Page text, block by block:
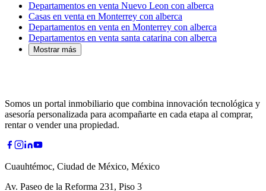
Departamentos en venta Nuevo Leon con alberca
Casas en venta en Monterrey con alberca
Departamentos en venta en Monterrey con alberca
Departamentos en venta santa catarina con alberca
Mostrar más
Somos un portal inmobiliario que combina innovación tecnológica y
asesoría personalizada para acompañarte en cada etapa al comprar,
rentar o vender una propiedad.
Cuauhtémoc, Ciudad de México, México
Av. Paseo de la Reforma 231, Piso 3